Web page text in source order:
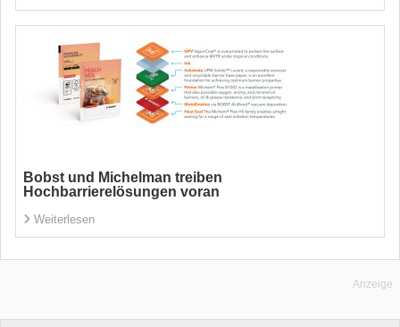
Bobst und Michelman treiben
Hochbarrierelösungen voran
Weiterlesen
Anzeige